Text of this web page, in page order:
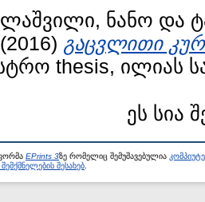
ნანო და
(2016) გაცვლითი
thesis, ილიას
ეს სია
EPrints 3ზე რომელიც შემუშავებულია
შესახებ